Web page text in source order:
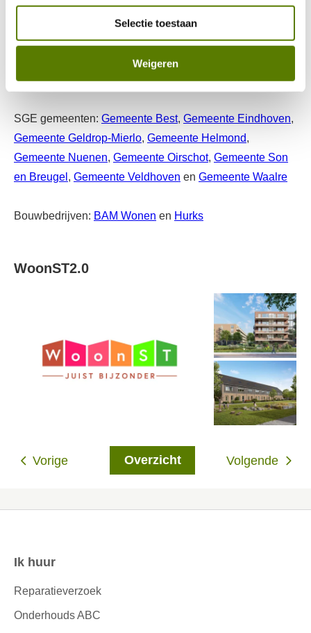
Selectie toestaan
Weigeren
Woningbouwvereniging Volksbelang
Woningbelang, Woningstichting Compaen, WSZ, Goed
Woningstichting Helpt Elkander
Woonstichting 'thuis
SGE gemeenten: Gemeente Best, Gemeente Eindhoven,
Gemeente Geldrop-Mierlo, Gemeente Helmond,
Gemeente Nuenen, Gemeente Oirschot, Gemeente Son
en Breugel , Gemeente Veldhoven en Gemeente Waalre
Bouwbedrijven: BAM Wonen en Hurks
WoonST2.0
Volgende
Overzicht
Vorige
Contactinformatie
Ik huur
Reparatieverzoek
Onderhouds ABC